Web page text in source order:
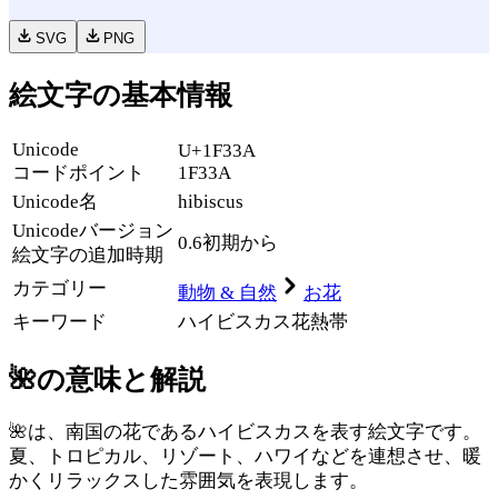
SVG PNG
絵文字の基本情報
Unicode
コードポイント
U+1F33A
1F33A
Unicode名
hibiscus
Unicodeバージョン
絵文字の追加時期
0.6初期から
カテゴリー 動物 & 自然
お花
キーワード
ハイビスカス花熱帯
🌺の意味と解説
🌺は、南国の花であるハイビスカスを表す絵文字です。
夏、トロピカル、リゾート、ハワイなどを連想させ、暖
かくリラックスした雰囲気を表現します。